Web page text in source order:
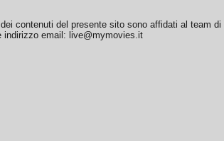
contenuti del presente sito sono affidati al team
indirizzo email: live@mymovies.it